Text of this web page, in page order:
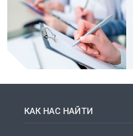
КАК НАС НАЙТИ